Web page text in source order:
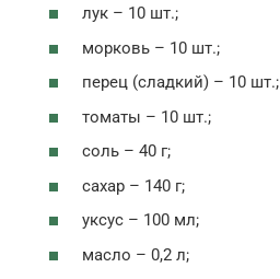
лук – 10 шт.;
морковь – 10 шт.;
перец (сладкий) – 10 шт.;
томаты – 10 шт.;
соль – 40 г;
сахар – 140 г;
уксус – 100 мл;
масло – 0,2 л;